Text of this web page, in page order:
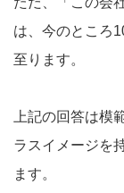
は、今のところ
至ります。
上記の回答は模
ラスイメージを
ます。